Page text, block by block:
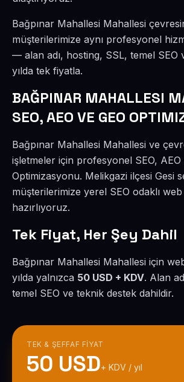
Bağpınar Mahallesi Mahallesi
müşterilerimize aynı profesyonel
— alan adı, hosting, SSL, temel SEO
yılda tek fiyatla.
BAĞPINAR MAHALLESI
SEO, AEO VE GEO
Bağpınar Mahallesi Mahallesi ve
işletmeler için profesyonel SEO, AEO
Optimizasyonu. Melikgazi ilçesi Gesi
müşterilerimize yerel SEO odaklı
hazırlıyoruz.
Tek Fiyat, Her Şey Dahil
Bağpınar Mahallesi Mahallesi için
yılda yalnızca 50 USD + KDV. Alan
temel SEO ve teknik destek dahildir.
TEK & ŞEFFAF FIYAT
50 USD+ KDV / yıl